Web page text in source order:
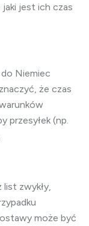
jaki jest ich czas
Niemiec
że czas
przesyłek (np.
zwykły,
może być